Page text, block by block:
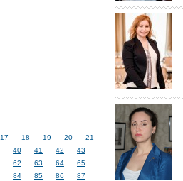
17 18 19 20
21
40 41 42
43
62 63 64
65
84 85 86
87